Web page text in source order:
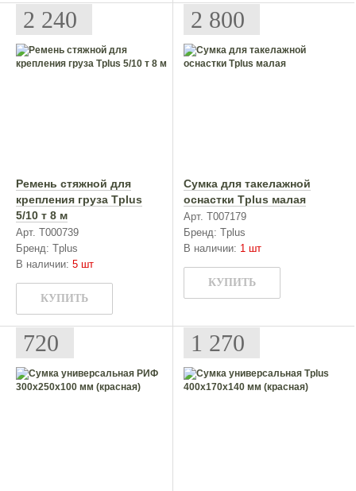
2 240
Ремень стяжной для
крепления груза Tplus
5/10 т 8 м
Арт. T000739
Бренд: Tplus
В наличии: 5 шт
КУПИТЬ
2 800
Сумка для такелажной
оснастки Tplus малая
Арт. T007179
Бренд: Tplus
В наличии: 1 шт
КУПИТЬ
720 1 270